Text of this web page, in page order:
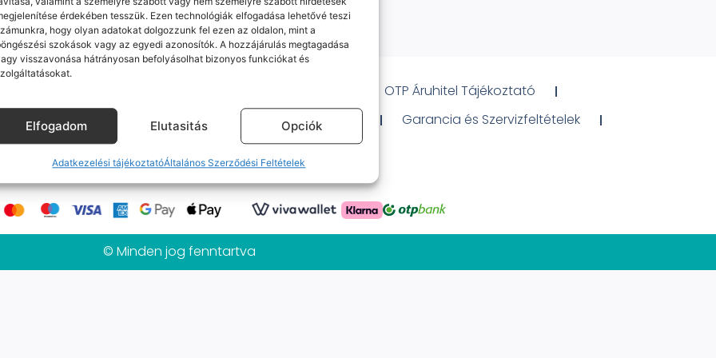
érdekében tesszük. Ezen technológiák elfogadása lehetővé teszi
hogy olyan adatokat dolgozzunk fel ezen az oldalon, mint a
szokások vagy az egyedi azonosítók. A hozzájárulás megtagadása
visszavonása hátrányosan befolyásolhat bizonyos funkciókat és
Elfogadom Elutasitás Opciók
Adatkezelési tájékoztatóÁltalános Szerződési Feltételek
Jelenleg nincs ilyen termékünk :(
OTP Áruhitel Tájékoztató
Szerződési Feltételek
Adatkezelési tájékoztató
Garancia és Szervizfeltételek
Mobilpont Vélemények
Kapcsolat
© Minden jog fenntartva